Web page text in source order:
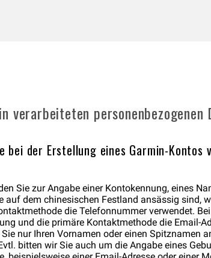
verarbeiteten personenbezogenen
bei der Erstellung eines Garmin-Kontos
Sie zur Angabe einer Kontokennung, eines
auf dem chinesischen Festland ansässig sind,
die Telefonnummer verwendet.
und die primäre Kontaktmethode die Email-
nur Ihren Vornamen oder einen Spitznamen
bitten wir Sie auch um die Angabe eines